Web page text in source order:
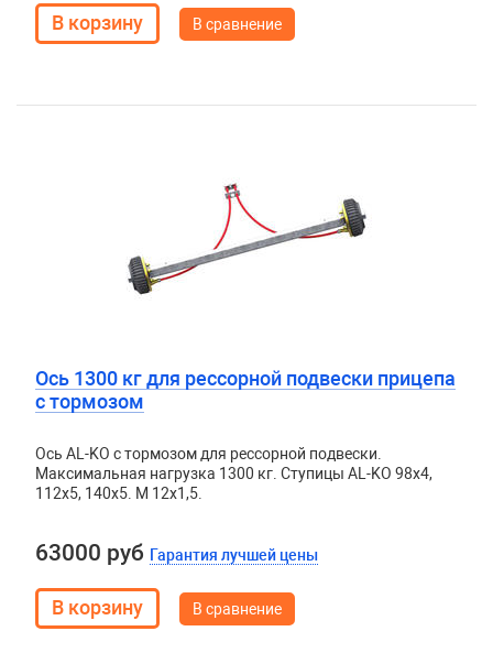
В сравнение
Ось 1300 кг для рессорной подвески прицепа
с тормозом
Ось AL-KO с тормозом для рессорной подвески.
Максимальная нагрузка 1300 кг. Ступицы AL-KO 98х4,
112х5, 140х5. М 12х1,5.
63000 руб Гарантия лучшей цены
В сравнение